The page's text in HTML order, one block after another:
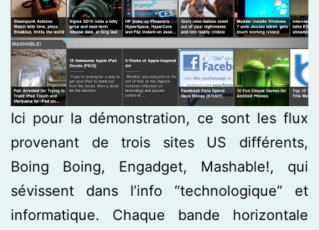
Ici pour la démonstration, ce sont les flux
provenant de trois sites US différents,
Boing Boing, Engadget, Mashable!, qui
sévissent dans l’info “technologique” et
informatique. Chaque bande horizontale